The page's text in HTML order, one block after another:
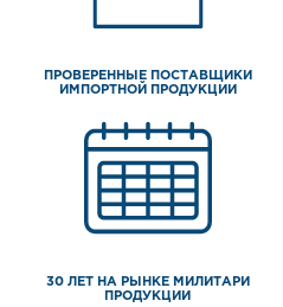
ПРОВЕРЕННЫЕ ПОСТАВЩИКИ
ИМПОРТНОЙ ПРОДУКЦИИ
30 ЛЕТ НА РЫНКЕ МИЛИТАРИ
ПРОДУКЦИИ